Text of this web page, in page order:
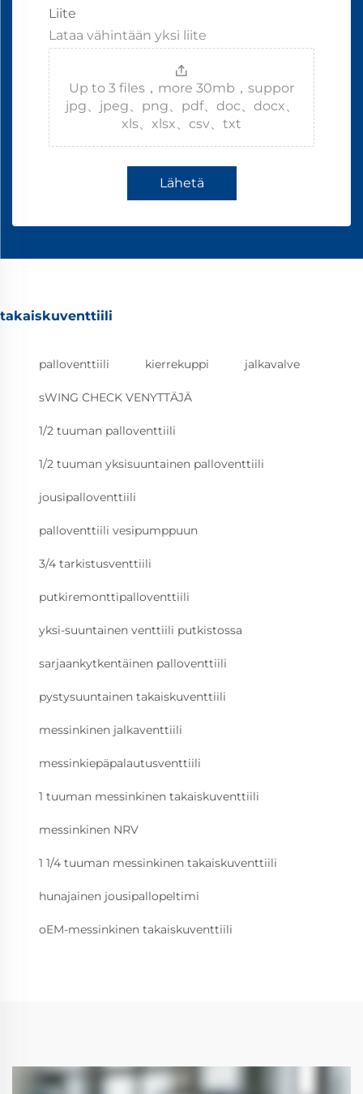
Liite
Lataa vähintään yksi liite
Up to 3 files，more 30mb，suppor
jpg、jpeg、png、pdf、doc、docx、
xls、xlsx、csv、txt
Lähetä
takaiskuventtiili
palloventtiili kierrekuppi jalkavalve
sWING CHECK VENYTTÄJÄ
1/2 tuuman palloventtiili
1/2 tuuman yksisuuntainen palloventtiili
jousipalloventtiili
palloventtiili vesipumppuun
3/4 tarkistusventtiili
putkiremonttipalloventtiili
yksi-suuntainen venttiili putkistossa
sarjaankytkentäinen palloventtiili
pystysuuntainen takaiskuventtiili
messinkinen jalkaventtiili
messinkiepäpalautusventtiili
1 tuuman messinkinen takaiskuventtiili
messinkinen NRV
1 1/4 tuuman messinkinen takaiskuventtiili
hunajainen jousipallopeltimi
oEM-messinkinen takaiskuventtiili